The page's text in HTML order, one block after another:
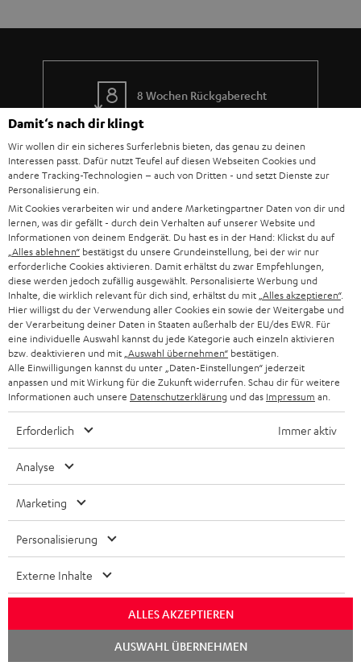
i
e
a
h
m
e
n
8 Wochen Rückgaberecht
9 Teufel Stores
Mehr als 45 Jahre Erfahrung
Teufel Blog
Audio-Technologien, HiFi-Trends, Tipps & Tricks
Häufige Fragen
Kontakt
Rückgabe / Rücktritt
Sendungsverfolgung
im Store beraten.
Damit‘s nach dir klingt
Wir wollen dir ein sicheres Surferlebnis bieten, das genau zu deinen
Interessen passt. Dafür nutzt Teufel auf diesen Webseiten Cookies und
andere Tracking-Technologien – auch von Dritten - und setzt Dienste zur
Personalisierung ein.
Mit Cookies verarbeiten wir und andere Marketingpartner Daten von dir und
lernen, was dir gefällt - durch dein Verhalten auf unserer Website und
Informationen von deinem Endgerät. Du hast es in der Hand: Klickst du auf
„Alles ablehnen“ bestätigst du unsere Grundeinstellung, bei der wir nur
erforderliche Cookies aktivieren. Damit erhältst du zwar Empfehlungen,
diese werden jedoch zufällig ausgewählt. Personalisierte Werbung und
Inhalte, die wirklich relevant für dich sind, erhältst du mit „Alles akzeptieren“.
Hier willigst du der Verwendung aller Cookies ein sowie der Weitergabe und
der Verarbeitung deiner Daten in Staaten außerhalb der EU/des EWR. Für
eine individuelle Auswahl kannst du jede Kategorie auch einzeln aktivieren
bzw. deaktivieren und mit „Auswahl übernehmen“ bestätigen.
Alle Einwilligungen kannst du unter „Daten-Einstellungen“ jederzeit
anpassen und mit Wirkung für die Zukunft widerrufen. Schau dir für weitere
Informationen auch unsere Datenschutzerklärung und das Impressum an.
Erforderlich Immer aktiv
Analyse
Marketing
Personalisierung
Externe Inhalte
ALLES AKZEPTIEREN
AUSWAHL ÜBERNEHMEN